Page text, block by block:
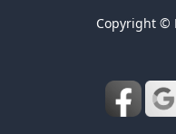
Copyright ©